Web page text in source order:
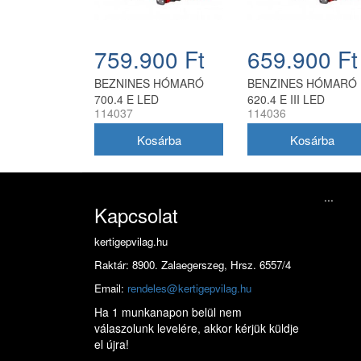
759.900 Ft
BEZNINES HÓMARÓ
700.4 E LED
114037
659.900 Ft
BENZINES HÓMARÓ
620.4 E III LED
114036
Kapcsolat
kertigepvilag.hu
Raktár: 8900. Zalaegerszeg, Hrsz. 6557/4
Email: rendeles@kertigepvilag.hu
Ha 1 munkanapon belül nem
válaszolunk levelére, akkor kérjük küldje
el újra!
...